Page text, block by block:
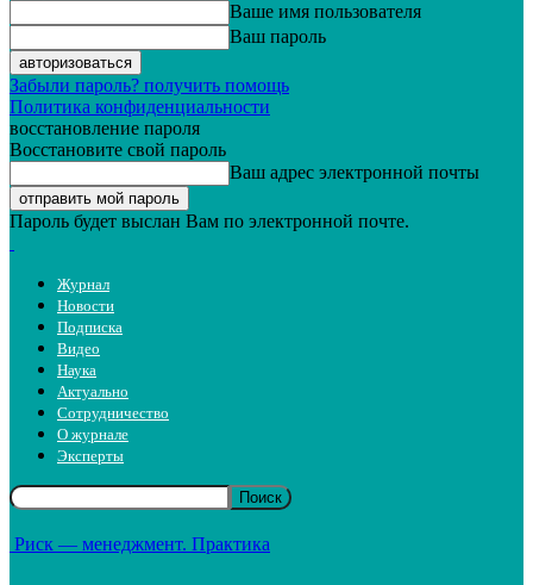
Ваше имя пользователя
Ваш пароль
Забыли пароль? получить помощь
Политика конфиденциальности
восстановление пароля
Восстановите свой пароль
Ваш адрес электронной почты
Пароль будет выслан Вам по электронной почте.
Журнал
Новости
Подписка
Видео
Наука
Актуально
Сотрудничество
О журнале
Эксперты
Риск — менеджмент. Практика